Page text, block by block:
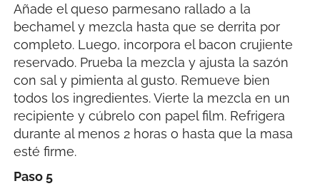
Añade el queso parmesano rallado a la
bechamel y mezcla hasta que se derrita por
completo. Luego, incorpora el bacon crujiente
reservado. Prueba la mezcla y ajusta la sazón
con sal y pimienta al gusto. Remueve bien
todos los ingredientes. Vierte la mezcla en un
recipiente y cúbrelo con papel film. Refrigera
durante al menos 2 horas o hasta que la masa
esté firme.
Paso 5